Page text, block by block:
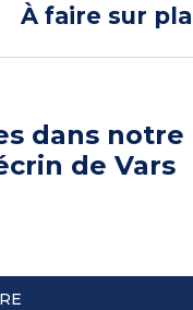
À faire sur
dans notre
de Vars